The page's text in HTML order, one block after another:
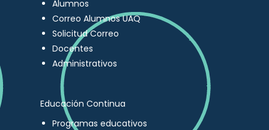
Alumnos
Correo Alumnos UAQ
Solicitud Correo
Docentes
Administrativos
Educación Continua
Programas educativos